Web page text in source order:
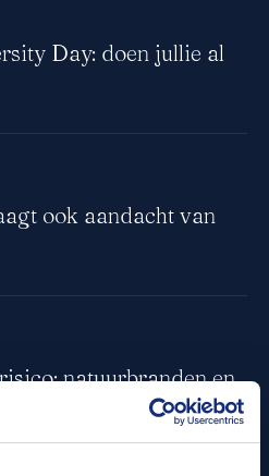
schade.
Day: doen jullie al
ook aandacht van
natuurbranden en